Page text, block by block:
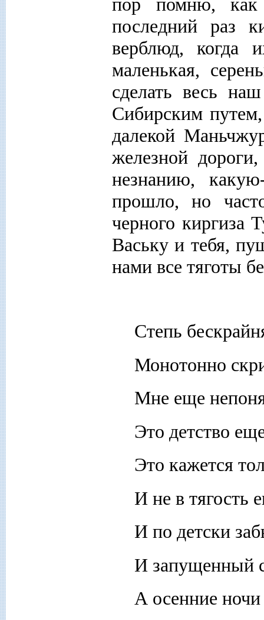
пор помню, как
последний раз
верблюд, когда
маленькая,
сделать весь
Сибирским
далекой
железной
незнанию,
прошло, но
черного киргиза
Ваську и тебя,
нами все тяготы
Степь
Монотонно
Мне еще
Это детство
Это кажется
И не в тягость
И по детски
И запущенный
А осенние